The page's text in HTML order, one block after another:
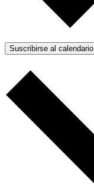
Suscribirse al calendario